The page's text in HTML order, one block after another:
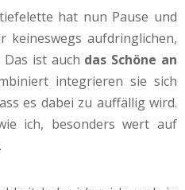
hat nun Pause und
keineswegs aufdringlichen,
ist auch das Schöne an
integrieren sie sich
es dabei zu auffällig wird.
ich, besonders wert auf